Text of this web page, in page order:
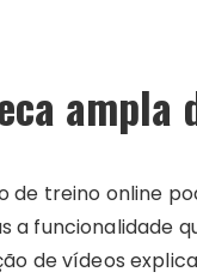
ampla
de treino online
a funcionalidade
de vídeos